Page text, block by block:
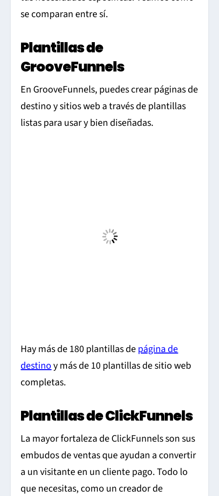
se comparan entre sí.
Plantillas de
GrooveFunnels
En GrooveFunnels, puedes crear páginas de
destino y sitios web a través de plantillas
listas para usar y bien diseñadas.
Hay más de 180 plantillas depágina de
destinoy más de 10 plantillas de sitio web
completas.
Plantillas de ClickFunnels
La mayor fortaleza de ClickFunnels son sus
embudos de ventas que ayudan a convertir
a un visitante en un cliente pago. Todo lo
que necesitas, como un creador de